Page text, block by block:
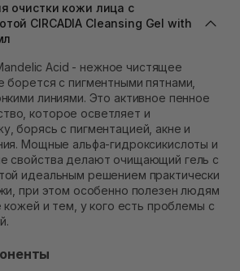
ул. Степана Бандеры 43
Ровно, ул. Кулика и Гудачека 23 (ТЦ
очистки кожи лица с
CIRCADIA Cleansing Gel with
Acid - нежное чистящее
борется с пигментными пятнами,
линиями. Это активное пенное
которое осветляет и
борясь с пигментацией, акне и
Мощные альфа-гидроксикислоты и
свойства делают очищающий гель с
идеальным решением практически
при этом особенно полезен людям
кожей и тем, у кого есть проблемы с